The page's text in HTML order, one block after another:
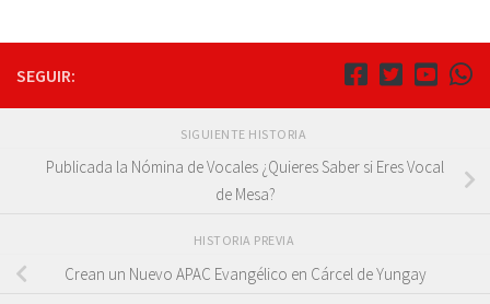
SEGUIR:
SIGUIENTE HISTORIA
Publicada la Nómina de Vocales ¿Quieres Saber si Eres Vocal
de Mesa?
HISTORIA PREVIA
Crean un Nuevo APAC Evangélico en Cárcel de Yungay